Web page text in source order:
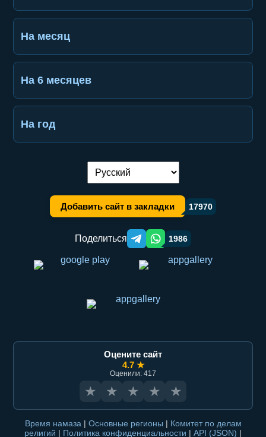
На месяц
На 6 месяцев
На год
Переключение языка:
Добавить сайт в закладки 17970
Поделиться Telegram orqali ulashish
WhatsApp orqali ulashish
1986
Оцените сайт
4.7 ★
Оценили: 417
★ ★ ★ ★ ★
Время намаза | Основные регионы | Комитет по делам
религий | Политика конфиденциальности | API (JSON) |